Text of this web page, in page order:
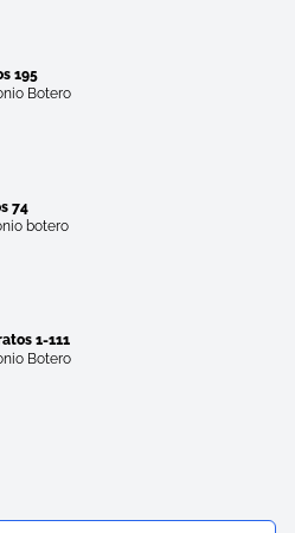
195
Botero
74
botero
1-111
Botero